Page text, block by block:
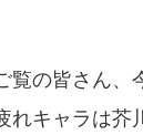
覧の皆さん、
れキャラは芥